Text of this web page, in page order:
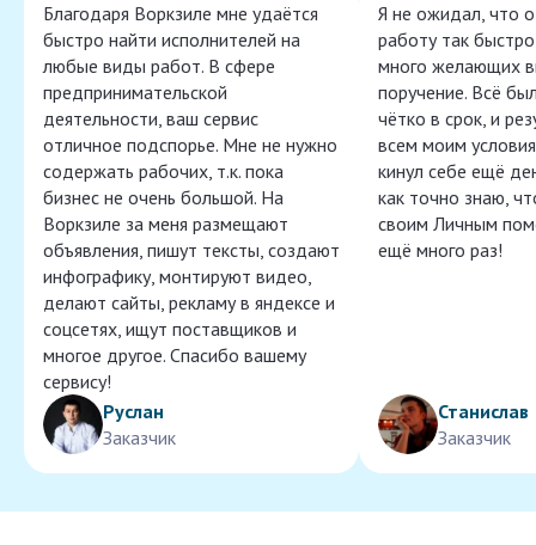
Благодаря Воркзиле мне удаётся
быстро найти исполнителей на
любые виды работ. В сфере
предпринимательской
деятельности, ваш сервис
отличное подспорье. Мне не нужно
содержать рабочих, т.к. пока
бизнес не очень большой. На
Воркзиле за меня размещают
объявления, пишут тексты, создают
инфографику, монтируют видео,
делают сайты, рекламу в яндексе и
соцсетях, ищут поставщиков и
многое другое. Спасибо вашему
сервису!
Руслан
Заказчик
Я не ожидал, что
работу так
много желающих
поручение. Всё
чётко в срок, и
всем моим
кинул себе ещё
как точно знаю,
своим Личным
ещё много раз!
Станислав
Заказчик